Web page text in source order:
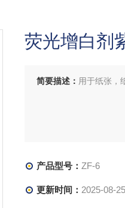
荧光增白剂
简要描述： 用于纸张，
产品型号： ZF-6
更新时间： 2025-08-25